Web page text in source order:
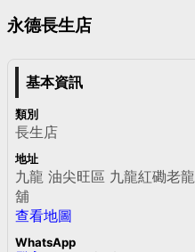
永德長生店
基本資訊
類別
長生店
地址
九龍 油尖旺區 九龍紅磡老
舖
查看地圖
WhatsApp